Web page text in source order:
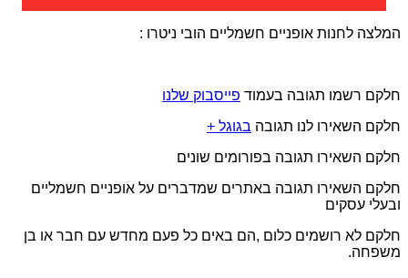
המלצה לחנות אופניים חשמליים הובי ניטרו :
חלקם רשמו תגובה בעמוד פייסבוק שלנו
חלקם השאירו לנו תגובה בגוגל +
חלקם השאירו תגובה בפורומים שונים
חלקם השאירו תגובה באתרים שמדברים על אופניים חשמליים
ובעלי עסקים
חלקם לא רושמים כלום ,הם באים כל פעם מחדש עם חבר או בן
משפחה.